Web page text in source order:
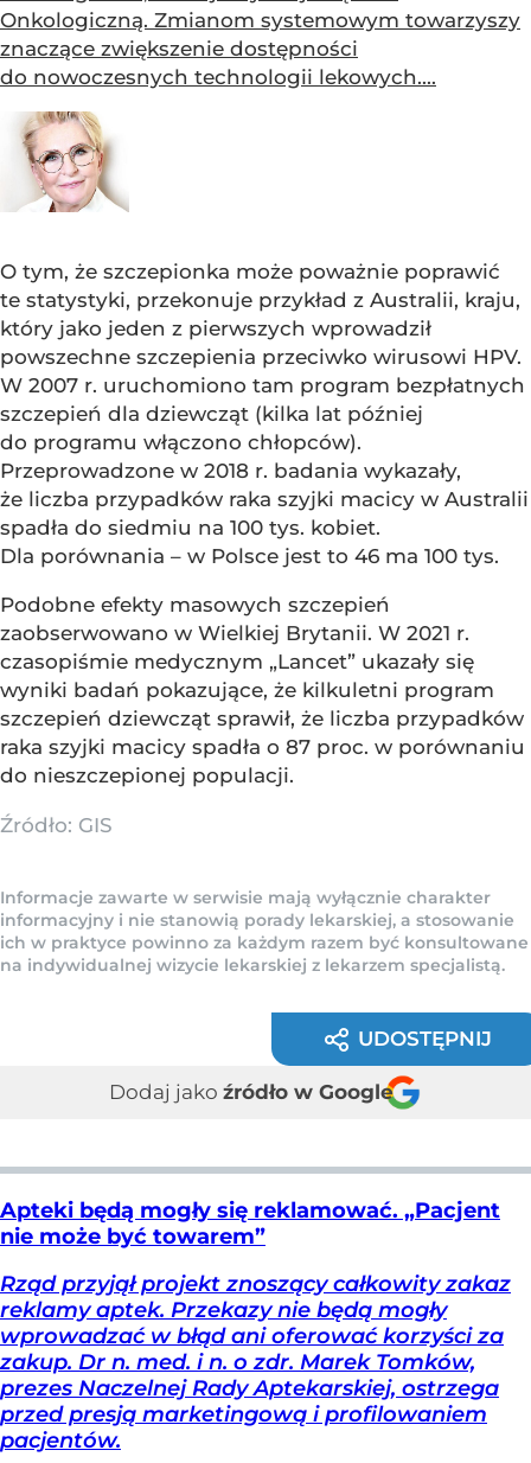
Onkologiczną. Zmianom systemowym towarzyszy
znaczące zwiększenie dostępności
do nowoczesnych technologii lekowych....
O tym, że szczepionka może poważnie poprawić
te statystyki, przekonuje przykład z Australii, kraju,
który jako jeden z pierwszych wprowadził
powszechne szczepienia przeciwko wirusowi HPV.
W 2007 r. uruchomiono tam program bezpłatnych
szczepień dla dziewcząt (kilka lat później
do programu włączono chłopców).
Przeprowadzone w 2018 r. badania wykazały,
że liczba przypadków raka szyjki macicy w Australii
spadła do siedmiu na 100 tys. kobiet.
Dla porównania – w Polsce jest to 46 ma 100 tys.
Podobne efekty masowych szczepień
zaobserwowano w Wielkiej Brytanii. W 2021 r.
czasopiśmie medycznym „Lancet” ukazały się
wyniki badań pokazujące, że kilkuletni program
szczepień dziewcząt sprawił, że liczba przypadków
raka szyjki macicy spadła o 87 proc. w porównaniu
do nieszczepionej populacji.
Źródło: GIS
Informacje zawarte w serwisie mają wyłącznie charakter
informacyjny i nie stanowią porady lekarskiej, a stosowanie
ich w praktyce powinno za każdym razem być konsultowane
na indywidualnej wizycie lekarskiej z lekarzem specjalistą.
UDOSTĘPNIJ
Dodaj jako źródło w Google
Apteki będą mogły się reklamować. „Pacjent
nie może być towarem”
Rząd przyjął projekt znoszący całkowity zakaz
reklamy aptek. Przekazy nie będą mogły
wprowadzać w błąd ani oferować korzyści za
zakup. Dr n. med. i n. o zdr. Marek Tomków,
prezes Naczelnej Rady Aptekarskiej, ostrzega
przed presją marketingową i profilowaniem
pacjentów.